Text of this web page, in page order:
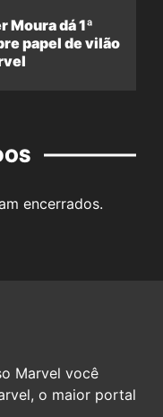
Moura dá 1ª
papel de vilão
encerrados.
Marvel você
o maior portal